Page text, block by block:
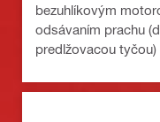
bezuhlíkovým
odsávaním prachu
predlžovacou tyčou)